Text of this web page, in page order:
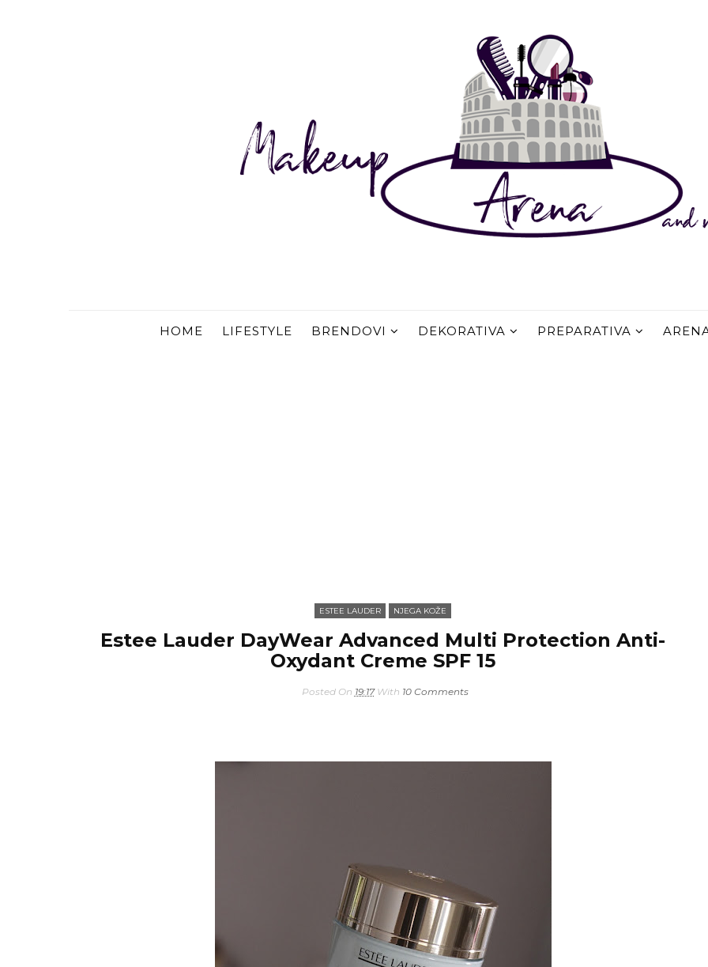
HOME LIFESTYLE BRENDOVI DEKORATIVA PREPARATIVA
ESTEE LAUDER NJEGA KOŽE
Estee Lauder DayWear Advanced Multi Protection Anti-
Oxydant Creme SPF 15
Posted On 19:17 With 10 Comments